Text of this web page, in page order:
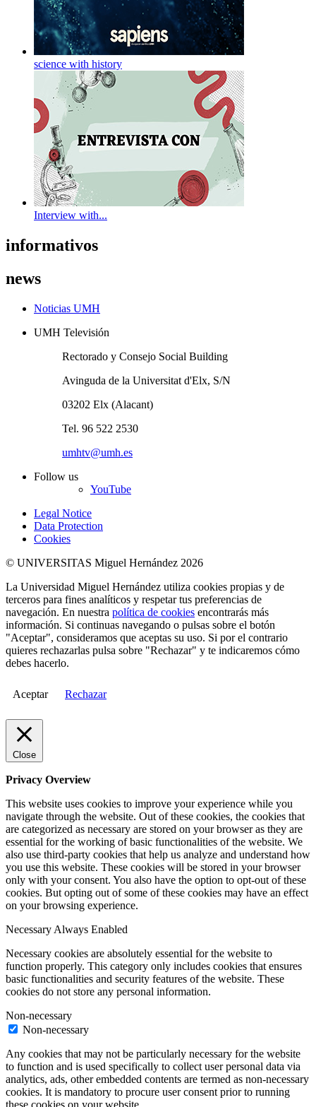
science with history
Interview with...
informativos
news
Noticias UMH
UMH Televisión
Rectorado y Consejo Social Building
Avinguda de la Universitat d'Elx, S/N
03202 Elx (Alacant)
Tel. 96 522 2530
umhtv@umh.es
Follow us
YouTube
Legal Notice
Data Protection
Cookies
© UNIVERSITAS Miguel Hernández 2026
La Universidad Miguel Hernández utiliza cookies propias y de
terceros para fines analíticos y respetar tus preferencias de
navegación. En nuestra política de cookies encontrarás más
información. Si continuas navegando o pulsas sobre el botón
"Aceptar", consideramos que aceptas su uso. Si por el contrario
quieres rechazarlas pulsa sobre "Rechazar" y te indicaremos cómo
debes hacerlo.
Aceptar Rechazar
Close
Privacy Overview
This website uses cookies to improve your experience while you
navigate through the website. Out of these cookies, the cookies that
are categorized as necessary are stored on your browser as they are
essential for the working of basic functionalities of the website. We
also use third-party cookies that help us analyze and understand how
you use this website. These cookies will be stored in your browser
only with your consent. You also have the option to opt-out of these
cookies. But opting out of some of these cookies may have an effect
on your browsing experience.
Necessary Always Enabled
Necessary cookies are absolutely essential for the website to
function properly. This category only includes cookies that ensures
basic functionalities and security features of the website. These
cookies do not store any personal information.
Non-necessary
Non-necessary
Any cookies that may not be particularly necessary for the website
to function and is used specifically to collect user personal data via
analytics, ads, other embedded contents are termed as non-necessary
cookies. It is mandatory to procure user consent prior to running
these cookies on your website.